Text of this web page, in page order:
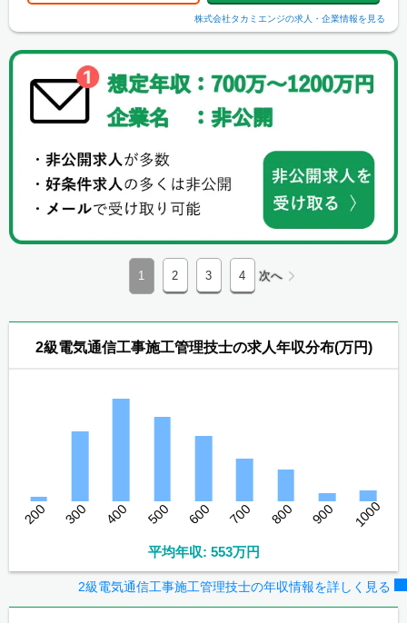
株式会社タカミエンジの求人・企業情報を見る
1 2 3 4 次へ
2級電気通信工事施工管理技士の求人年収分布(万円)
200 300 400 500 600 700 800 900 1000
平均年収: 553万円
2級電気通信工事施工管理技士の年収情報を詳しく見る